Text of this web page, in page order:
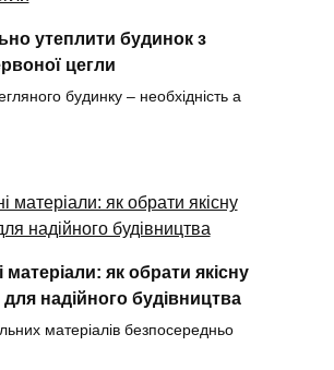
утеплити будинок з
цегли
будинку – необхідність а
матеріали: як обрати якісну
надійного будівництва
матеріалів безпосередньо